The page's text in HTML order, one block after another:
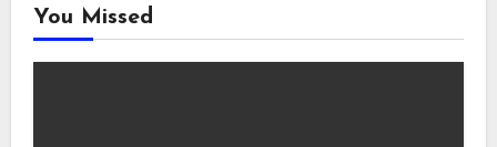
You Missed